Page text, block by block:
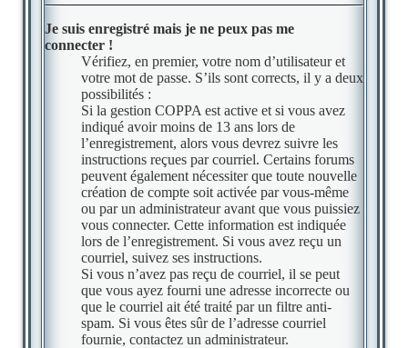
Je suis enregistré mais je ne peux pas me
connecter !
Vérifiez, en premier, votre nom d’utilisateur et
votre mot de passe. S’ils sont corrects, il y a deux
possibilités :
Si la gestion COPPA est active et si vous avez
indiqué avoir moins de 13 ans lors de
l’enregistrement, alors vous devrez suivre les
instructions reçues par courriel. Certains forums
peuvent également nécessiter que toute nouvelle
création de compte soit activée par vous-même
ou par un administrateur avant que vous puissiez
vous connecter. Cette information est indiquée
lors de l’enregistrement. Si vous avez reçu un
courriel, suivez ses instructions.
Si vous n’avez pas reçu de courriel, il se peut
que vous ayez fourni une adresse incorrecte ou
que le courriel ait été traité par un filtre anti-
spam. Si vous êtes sûr de l’adresse courriel
fournie, contactez un administrateur.